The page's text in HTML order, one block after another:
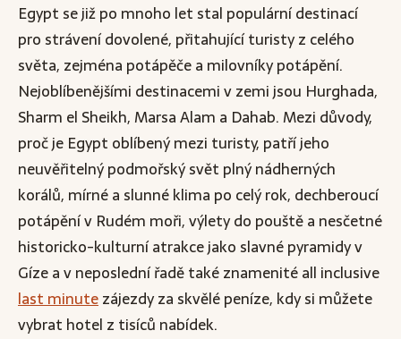
Egypt se již po mnoho let stal populární destinací
pro strávení dovolené, přitahující turisty z celého
světa, zejména potápěče a milovníky potápění.
Nejoblíbenějšími destinacemi v zemi jsou Hurghada,
Sharm el Sheikh, Marsa Alam a Dahab. Mezi důvody,
proč je Egypt oblíbený mezi turisty, patří jeho
neuvěřitelný podmořský svět plný nádherných
korálů, mírné a slunné klima po celý rok, dechberoucí
potápění v Rudém moři, výlety do pouště a nesčetné
historicko-kulturní atrakce jako slavné pyramidy v
Gíze a v neposlední řadě také znamenité all inclusive
last minutezájezdy za skvělé peníze, kdy si můžete
vybrat hotel z tisíců nabídek.